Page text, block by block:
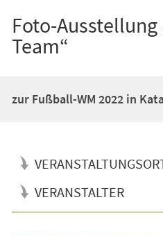
Foto-Ausstellung
Team“
zur Fußball-WM 2022 in
VERANSTALTER